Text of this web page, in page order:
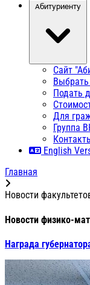
Абитуриенту
Сайт
Подать
Для
Группа
English
Главная
Новости
Новости физико-
Награда